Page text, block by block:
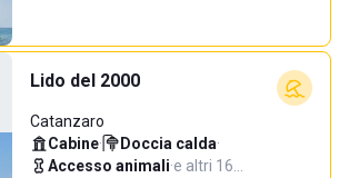
Lido del 2000
Catanzaro
Cabine· Doccia calda·
Accesso animali·e altri 16…